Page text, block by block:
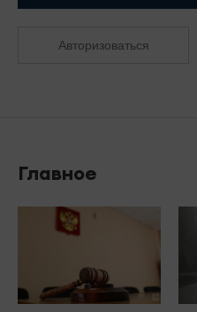
Авторизоваться
Главное